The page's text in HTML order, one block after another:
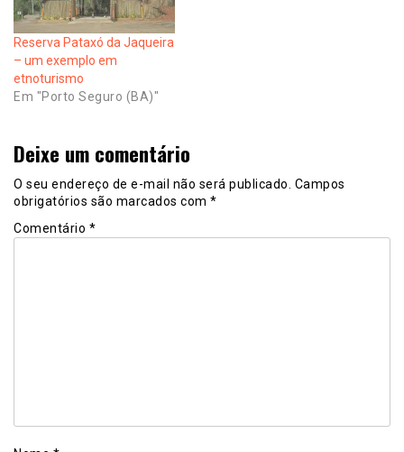
Reserva Pataxó da Jaqueira
– um exemplo em
etnoturismo
Em "Porto Seguro (BA)"
Deixe um comentário
O seu endereço de e-mail não será publicado. Campos
obrigatórios são marcados com *
Comentário *